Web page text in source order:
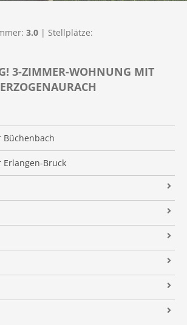
3-ZIMMER-WOHNUNG MIT
Bruck
3.0 | Stellplätze: